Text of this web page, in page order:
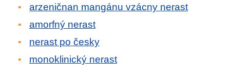
arzeničnan mangánu vzácny nerast
amorfný nerast
nerast po česky
monoklinický nerast